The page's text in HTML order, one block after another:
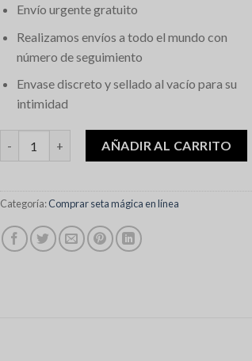
Envío urgente gratuito
Realizamos envíos a todo el mundo con
número de seguimiento
Envase discreto y sellado al vacío para su
intimidad
Pearly Gates Magic Mushrooms cantidad
AÑADIR AL CARRITO
Categoría:Comprar seta mágica en línea